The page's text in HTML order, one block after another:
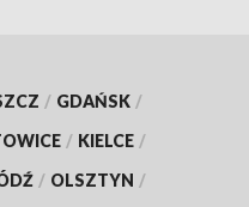
/ GDAŃSK /
/ KIELCE /
/ OLSZTYN /